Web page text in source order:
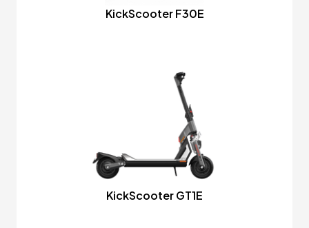
KickScooter F30E
KickScooter GT1E